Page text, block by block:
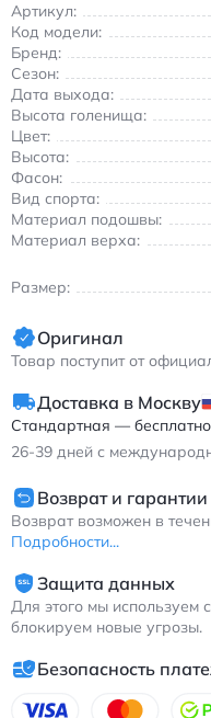
протектором AHAR+
различными
дорожка. Черно-серая
подходит для
весеннего и летнего
материалам. -
шагу -
материала -
срока службы Асикс GEL-
бега с амортизацией
Артикул:
Код модели:
Бренд:
Сезон:
Дата выхода:
Высота голенища:
Цвет:
Высота:
Фасон:
Вид спорта:
Материал подошвы:
Материал верха:
Размер:
Оригинал
Товар поступит от
Доставка в Москву
Стандартная — бесплатно
26-39 дней с
Возврат и гарантии
Возврат возможен в
Подробности...
Защита данных
Для этого мы используем
блокируем новые угрозы.
Безопасность